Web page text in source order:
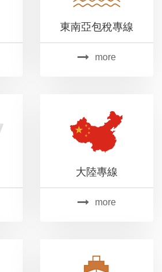
東南亞包稅專線
more
大陸專線
more